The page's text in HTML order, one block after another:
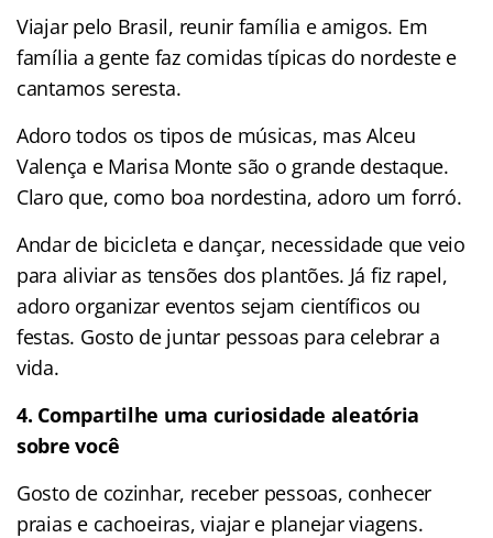
Viajar pelo Brasil, reunir família e amigos. Em
família a gente faz comidas típicas do nordeste e
cantamos seresta.
Adoro todos os tipos de músicas, mas Alceu
Valença e Marisa Monte são o grande destaque.
Claro que, como boa nordestina, adoro um forró.
Andar de bicicleta e dançar, necessidade que veio
para aliviar as tensões dos plantões. Já fiz rapel,
adoro organizar eventos sejam científicos ou
festas. Gosto de juntar pessoas para celebrar a
vida.
4. Compartilhe uma curiosidade aleatória
sobre você
Gosto de cozinhar, receber pessoas, conhecer
praias e cachoeiras, viajar e planejar viagens.